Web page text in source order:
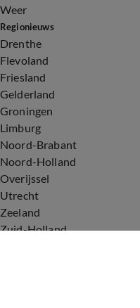
Weer
Regionieuws
Drenthe
Flevoland
Friesland
Gelderland
Groningen
Limburg
Noord-Brabant
Noord-Holland
Overijssel
Utrecht
Zeeland
Zuid-Holland